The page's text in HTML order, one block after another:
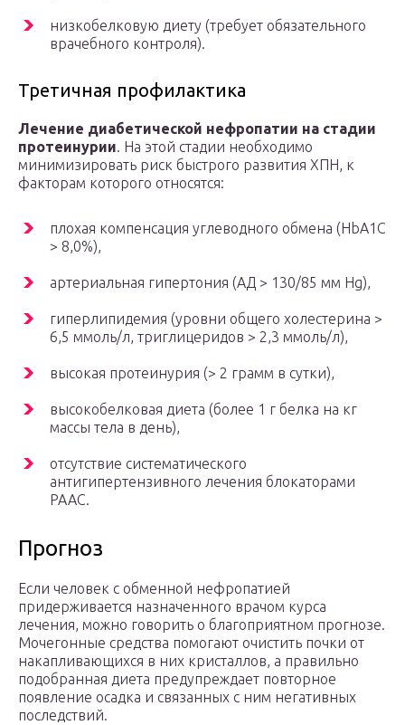
низкобелковую диету (требует обязательного
врачебного контроля).
Третичная профилактика
Лечение диабетической нефропатии на стадии
протеинурии. На этой стадии необходимо
минимизировать риск быстрого развития ХПН, к
факторам которого относятся:
плохая компенсация углеводного обмена (HbA1C
> 8,0%),
артериальная гипертония (АД > 130/85 мм Hg),
гиперлипидемия (уровни общего холестерина >
6,5 ммоль/л, триглицеридов > 2,3 ммоль/л),
высокая протеинурия (> 2 грамм в сутки),
высокобелковая диета (более 1 г белка на кг
массы тела в день),
отсутствие систематического
антигипертензивного лечения блокаторами
РААС.
Прогноз
Если человек с обменной нефропатией
придерживается назначенного врачом курса
лечения, можно говорить о благоприятном прогнозе.
Мочегонные средства помогают очистить почки от
накапливающихся в них кристаллов, а правильно
подобранная диета предупреждает повторное
появление осадка и связанных с ним негативных
последствий.